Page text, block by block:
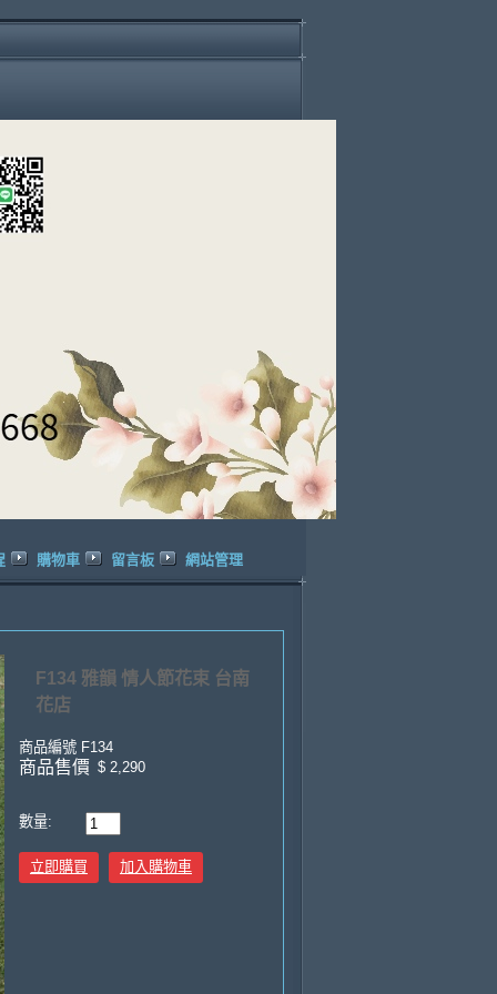
購物車 留言板 網站管理
F134 雅韻 情人節花束 台南
花店
商品編號 F134
商品售價 $ 2,290
數量:
立即購買 加入購物車